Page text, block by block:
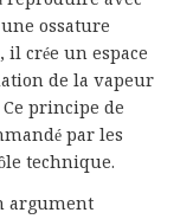
ossature
crée un espace
de la vapeur
principe de
par les
technique.
argument